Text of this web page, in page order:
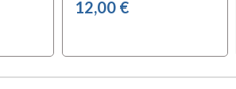
12,00 €